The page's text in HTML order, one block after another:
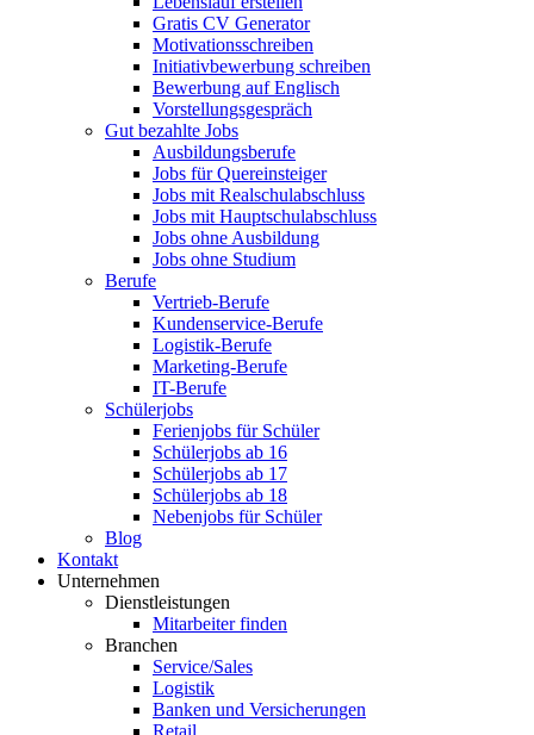
Gratis CV Generator
Motivationsschreiben
Initiativbewerbung schreiben
Bewerbung auf Englisch
Vorstellungsgespräch
Gut bezahlte Jobs
Ausbildungsberufe
Jobs für Quereinsteiger
Jobs mit Realschulabschluss
Jobs mit Hauptschulabschluss
Jobs ohne Ausbildung
Jobs ohne Studium
Berufe
Vertrieb-Berufe
Kundenservice-Berufe
Logistik-Berufe
Marketing-Berufe
IT-Berufe
Schülerjobs
Ferienjobs für Schüler
Schülerjobs ab 16
Schülerjobs ab 17
Schülerjobs ab 18
Nebenjobs für Schüler
Blog
Kontakt
Unternehmen
Dienstleistungen
Mitarbeiter finden
Branchen
Service/Sales
Logistik
Banken und Versicherungen
Retail